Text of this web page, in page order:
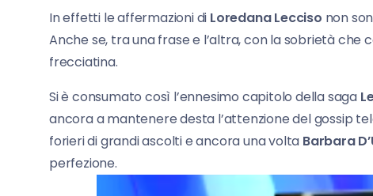
In effetti le affermazioni di Loredana Lecciso non
Anche se, tra una frase e l’altra, con la sobrietà
frecciatina.
Si è consumato così l’ennesimo capitolo della saga
ancora a mantenere desta l’attenzione del gossip
forieri di grandi ascolti e ancora una volta Barbara
perfezione.